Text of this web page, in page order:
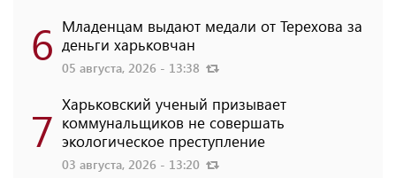
6 Младенцам выдают медали от Терехова за
деньги харьковчан
05 августа, 2026 - 13:38
7 Харьковский ученый призывает
коммунальщиков не совершать
экологическое преступление
03 августа, 2026 - 13:20